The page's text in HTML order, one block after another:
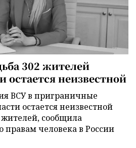
302 жителей
остается неизвестной
ВСУ в приграничные
остается неизвестной
сообщила
человека в России